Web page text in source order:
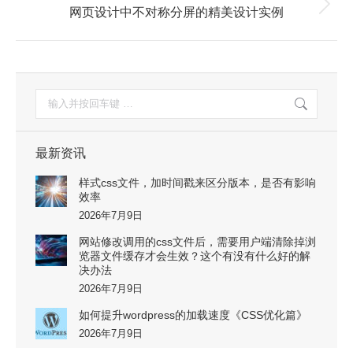
下
篇：
网页设计中不对称分屏的精美设计实例
索：
最新资讯
样式css文件，加时间戳来区分版本，是否有影响
效率
2026年7月9日
网站修改调用的css文件后，需要用户端清除掉浏
览器文件缓存才会生效？这个有没有什么好的解
决办法
2026年7月9日
如何提升wordpress的加载速度《CSS优化篇》
2026年7月9日